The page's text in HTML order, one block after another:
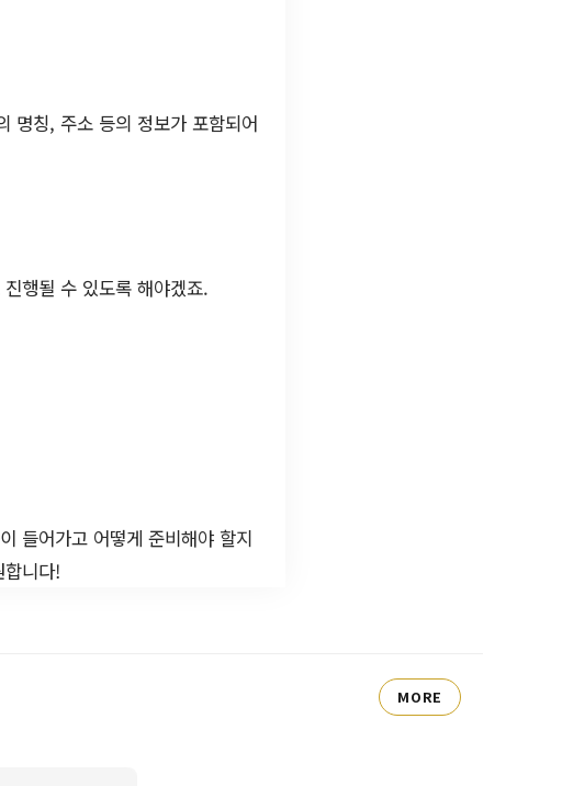
명칭, 주소 등의 정보가 포함되어
행될 수 있도록 해야겠죠.
들어가고 어떻게 준비해야 할지
니다!
MORE